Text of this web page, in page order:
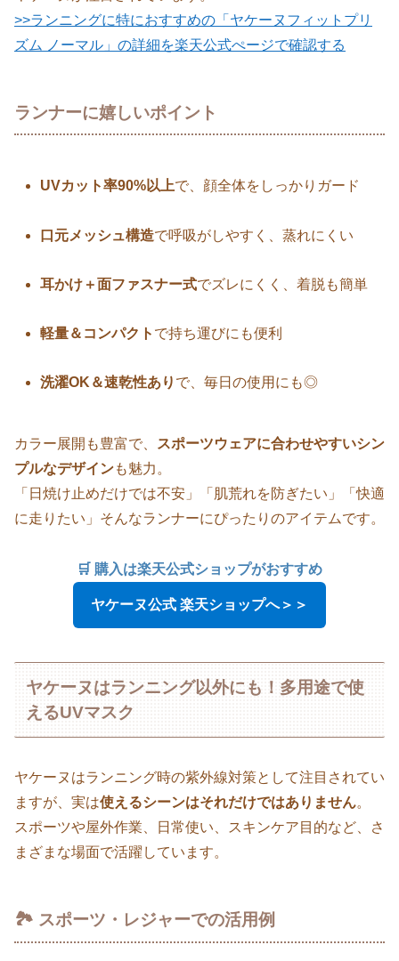
>>ランニングに特におすすめの「ヤケーヌフィットプリ
ズム ノーマル」の詳細を楽天公式ぺージで確認する
ランナーに嬉しいポイント
UVカット率90%以上で、顔全体をしっかりガード
口元メッシュ構造で呼吸がしやすく、蒸れにくい
耳かけ＋面ファスナー式でズレにくく、着脱も簡単
軽量＆コンパクト で持ち運びにも便利
洗濯OK＆速乾性あり で、毎日の使用にも◎
カラー展開も豊富で、
スポーツウェアに合わせやすいシン
プルなデザインも魅力。
「日焼け止めだけでは不安」「肌荒れを防ぎたい」「快適
に走りたい」そんなランナーにぴったりのアイテムです。
🛒 購入は楽天公式ショップがおすすめ
ヤケーヌ公式 楽天ショップへ＞＞
ヤケーヌはランニング以外にも！多用途で使
えるUVマスク
ヤケーヌはランニング時の紫外線対策として注目されてい
ますが、実は使えるシーンはそれだけではありません。
スポーツや屋外作業、日常使い、スキンケア目的など、さ
まざまな場面で活躍しています。
🏞 スポーツ・レジャーでの活用例